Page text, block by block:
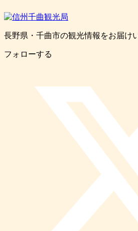
長野県・千曲市の観光情報をお届け
フォローする